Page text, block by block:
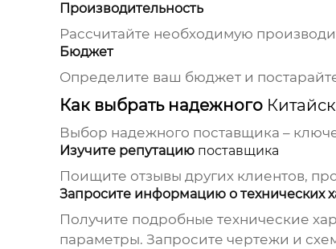
Производительность
Рассчитайте необходимую
Бюджет
Определите ваш бюджет и
Как выбрать надежного
Выбор надежного поставщика –
Изучите репутацию поставщика
Поищите отзывы других клиентов,
Запросите информацию о технических
Получите подробные технические
параметры. Запросите чертежи и